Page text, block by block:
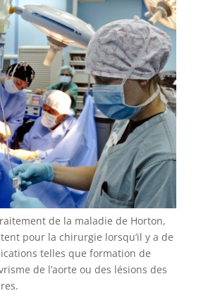
de la maladie de Horton,
pour la chirurgie lorsqu’il y a de
telles que formation de
de l’aorte ou des lésions des